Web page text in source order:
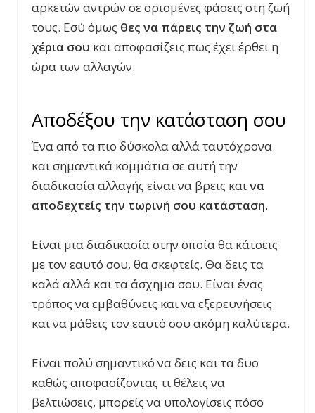
αρκετών αντρών σε ορισμένες φάσεις στη ζωή
τους. Εσύ όμως θες να πάρεις την ζωή στα
χέρια σου και αποφασίζεις πως έχει έρθει η
ώρα των αλλαγών.
Αποδέξου την κατάσταση σου
Ένα από τα πιο δύσκολα αλλά ταυτόχρονα
και σημαντικά κομμάτια σε αυτή την
διαδικασία αλλαγής είναι να βρεις καινα
αποδεχτείς την τωρινή σου κατάσταση.
Είναι μια διαδικασία στην οποία θα κάτσεις
με τον εαυτό σου, θα σκεφτείς. Θα δεις τα
καλά αλλά και τα άσχημα σου. Είναι ένας
τρόπος να εμβαθύνεις και να εξερευνήσεις
και να μάθεις τον εαυτό σου ακόμη καλύτερα.
Είναι πολύ σημαντικό να δεις και τα δυο
καθώς αποφασίζοντας τι θέλεις να
βελτιώσεις, μπορείς να υπολογίσεις πόσο